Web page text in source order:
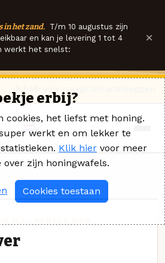
in het zand. T/m 10 augustus zijn
en kan je levering 1 tot 4
werkt het snelst:
×
erbij?
cookies, het liefst met honing.
werkt en om lekker te
Klik hier voor meer
zijn honingwafels.
Cookies toestaan